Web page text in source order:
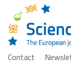
Contact